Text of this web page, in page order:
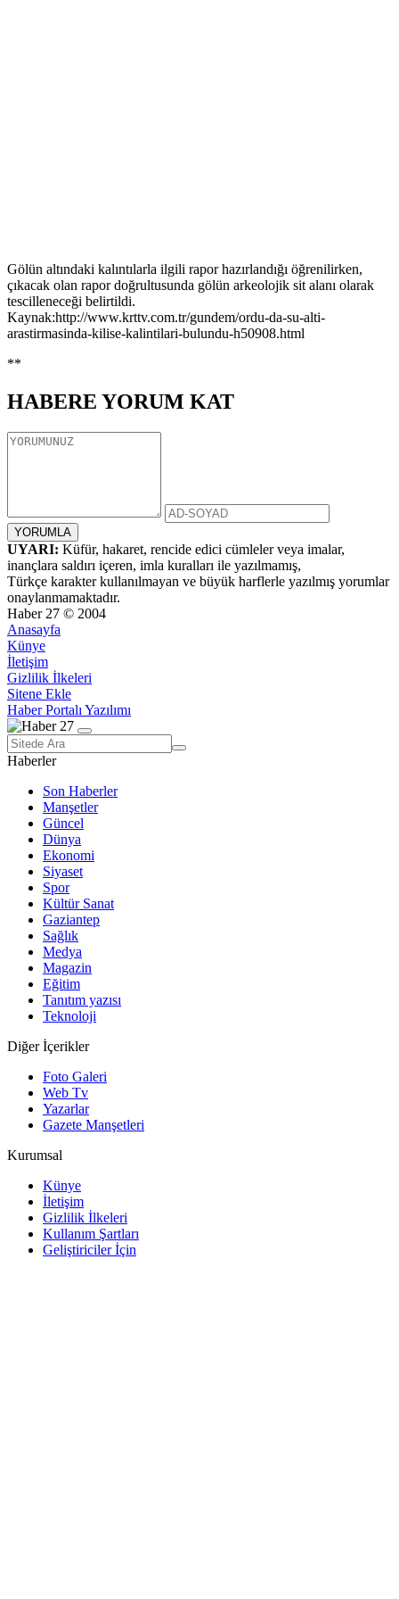
Gölün altındaki kalıntılarla ilgili rapor hazırlandığı öğrenilirken,
çıkacak olan rapor doğrultusunda gölün arkeolojik sit alanı olarak
tescilleneceği belirtildi.
Kaynak:http://www.krttv.com.tr/gundem/ordu-da-su-alti-
arastirmasinda-kilise-kalintilari-bulundu-h50908.html
**
HABERE YORUM KAT
UYARI: Küfür, hakaret, rencide edici cümleler veya imalar,
inançlara saldırı içeren, imla kuralları ile yazılmamış,
Türkçe karakter kullanılmayan ve büyük harflerle yazılmış yorumlar
onaylanmamaktadır.
Haber 27 © 2004
Anasayfa
Künye
İletişim
Gizlilik İlkeleri
Sitene Ekle
Haber Portalı Yazılımı
Haberler
Son Haberler
Manşetler
Güncel
Dünya
Ekonomi
Siyaset
Spor
Kültür Sanat
Gaziantep
Sağlık
Medya
Magazin
Eğitim
Tanıtım yazısı
Teknoloji
Diğer İçerikler
Foto Galeri
Web Tv
Yazarlar
Gazete Manşetleri
Kurumsal
Künye
İletişim
Gizlilik İlkeleri
Kullanım Şartları
Geliştiriciler İçin